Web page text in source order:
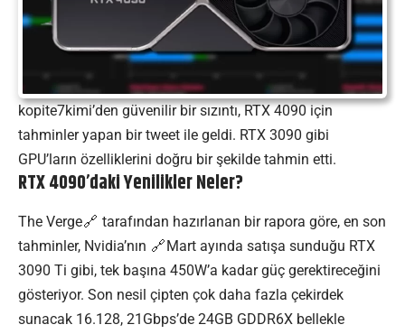
kopite7kimi’den güvenilir bir sızıntı, RTX 4090 için
tahminler yapan bir tweet ile geldi. RTX 3090 gibi
GPU’ların özelliklerini doğru bir şekilde tahmin etti.
RTX 4090’daki Yenilikler Neler?
The Verge
tarafından hazırlanan bir rapora göre, en son
tahminler, Nvidia’nın
Mart ayında satışa sunduğu RTX
3090 Ti gibi, tek başına 450W’a kadar güç gerektireceğini
gösteriyor. Son nesil çipten çok daha fazla çekirdek
sunacak 16.128, 21Gbps’de 24GB GDDR6X bellekle